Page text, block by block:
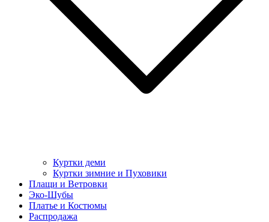
Куртки деми
Куртки зимние и Пуховики
Плащи и Ветровки
Эко-Шубы
Платье и Костюмы
Распродажа